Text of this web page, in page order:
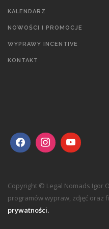
KALENDARZ
NOWOŚCI I PROMOCJE
WYPRAWY INCENTIVE
KONTAKT
Copyright © Legal Nomads Igor
programów wypraw, zdjęć oraz
prywatności.